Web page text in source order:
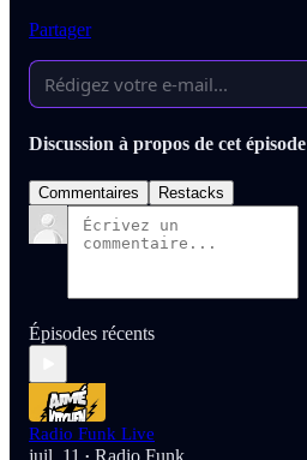
Partager
Discussion à propos de cet épisode
Commentaires Restacks
Épisodes récents
Radio Funk Live